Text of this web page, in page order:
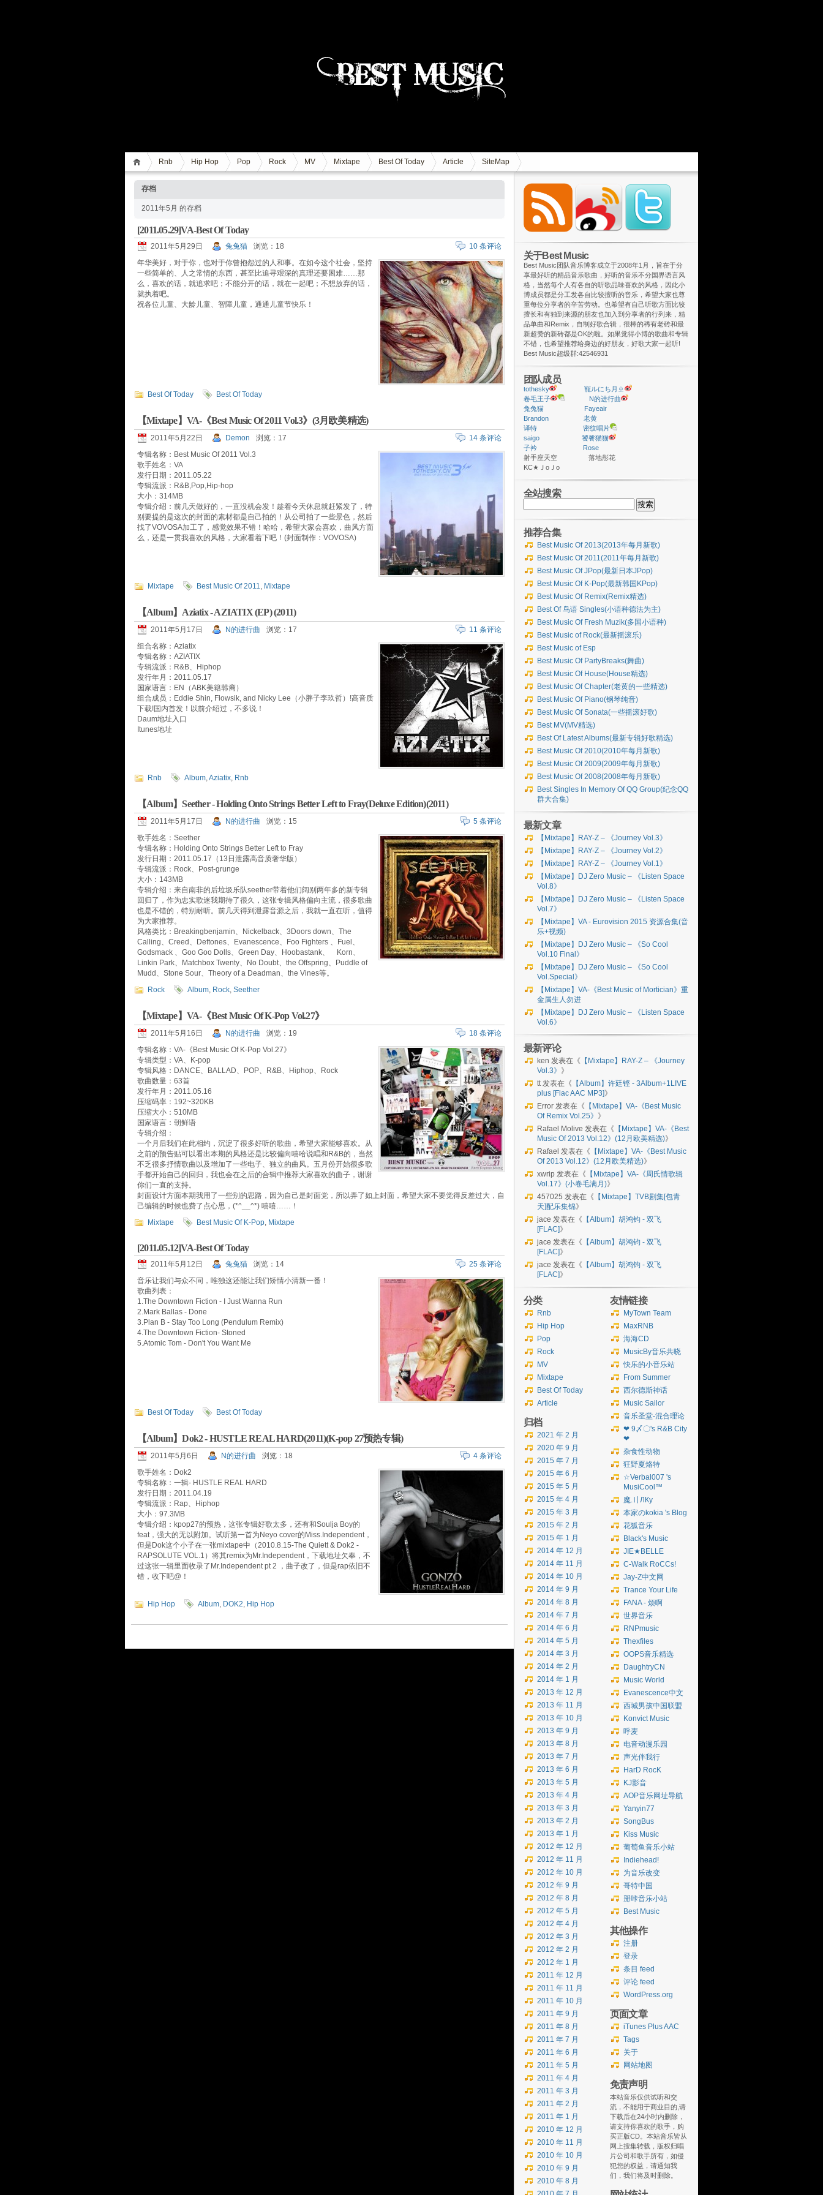
Rnb Hip Hop Pop Rock MV Mixtape Best Of Today Article SiteMap
存档
2011年5月 的存档
[2011.05.29]VA-Best Of Today
2011年5月29日 兔兔猫 浏览：18
10 条评论
年华美好，对于你，也对于你曾抱怨过的人和事。在如今这个社会，坚持
一些简单的、人之常情的东西，甚至比追寻艰深的真理还要困难……那
么，喜欢的话，就追求吧；不能分开的话，就在一起吧；不想放弃的话，
就执着吧。
祝各位儿童、大龄儿童、智障儿童，通通儿童节快乐！
Best Of Today Best Of Today
【Mixtape】VA-《Best Music Of 2011 Vol.3》(3月欧美精选)
2011年5月22日 Demon 浏览：17
14 条评论
专辑名称：Best Music Of 2011 Vol.3
歌手姓名：VA
发行日期：2011.05.22
专辑流派：R&B,Pop,Hip-hop
大小：314MB
专辑介绍：前几天做好的，一直没机会发！趁着今天休息就赶紧发了，特
别要提的是这次的封面的素材都是自己拍的！从公司拍了一些景色，然后
找了VOVOSA加工了，感觉效果不错！哈哈，希望大家会喜欢，曲风方面
么，还是一贯我喜欢的风格，大家看着下吧！(封面制作：VOVOSA)
Mixtape Best Music Of 2011, Mixtape
【Album】Aziatix - AZIATIX (EP) (2011)
2011年5月17日 N的进行曲 浏览：17
11 条评论
组合名称：Aziatix
专辑名称：AZIATIX
专辑流派：R&B、Hiphop
发行年月：2011.05.17
国家语言：EN（ABK美籍韩裔）
组合成员：Eddie Shin, Flowsik, and Nicky Lee（小胖子李玖哲）!高音质
下载!国内首发！以前介绍过，不多说！
Daum地址入口
Itunes地址
Rnb Album,Aziatix, Rnb
【Album】Seether - Holding Onto Strings Better Left to Fray(Deluxe Edition)(2011)
2011年5月17日 N的进行曲 浏览：15
5 条评论
歌手姓名：Seether
专辑名称：Holding Onto Strings Better Left to Fray
发行日期：2011.05.17（13日泄露高音质奢华版）
专辑流派：Rock、Post-grunge
大小：143MB
专辑介绍：来自南非的后垃圾乐队seether带着他们阔别两年多的新专辑
回归了，作为忠实歌迷我期待了很久，这张专辑风格偏向主流，很多歌曲
也是不错的，特别耐听。前几天得到泄露音源之后，我就一直在听，值得
为大家推荐。
风格类比：Breakingbenjamin、Nickelback、3Doors down、The
Calling、Creed、Deftones、Evanescence、Foo Fighters 、Fuel、
Godsmack 、Goo Goo Dolls、Green Day、Hoobastank、 Korn、
Linkin Park、Matchbox Twenty、No Doubt、the Offspring、Puddle of
Mudd、Stone Sour、Theory of a Deadman、the Vines等。
Rock
Album, Rock, Seether
【Mixtape】VA-《Best Music Of K-Pop Vol.27》
2011年5月16日 N的进行曲 浏览：19
18 条评论
专辑名称：VA-《Best Music Of K-Pop Vol.27》
专辑类型：VA、K-pop
专辑风格：DANCE、BALLAD、POP、R&B、Hiphop、Rock
歌曲数量：63首
发行年月：2011.05.16
压缩码率：192~320KB
压缩大小：510MB
国家语言：朝鲜语
专辑介绍：
一个月后我们在此相约，沉淀了很多好听的歌曲，希望大家能够喜欢。从
之前的预告贴可以看出本期的风格还是比较偏向嘻哈说唱和R&B的，当然
不乏很多抒情歌曲以及增加了一些电子、独立的曲风。五月份开始很多歌
手都开始自己的回归，我也会在之后的合辑中推荐大家喜欢的曲子，谢谢
你们一直的支持。
封面设计方面本期我用了一些别的思路，因为自己是封面党，所以弄了如上封面，希望大家不要觉得反差过大，自
己编辑的时候也费了点心思，(*^__^*) 嘻嘻……！
Mixtape
Best Music Of K-Pop, Mixtape
[2011.05.12]VA-Best Of Today
2011年5月12日 兔兔猫 浏览：14
25 条评论
音乐让我们与众不同，唯独这还能让我们矫情小清新一番！
歌曲列表：
1.The Downtown Fiction - I Just Wanna Run
2.Mark Ballas - Done
3.Plan B - Stay Too Long (Pendulum Remix)
4.The Downtown Fiction- Stoned
5.Atomic Tom - Don't You Want Me
Best Of Today Best Of Today
【Album】Dok2 - HUSTLE REAL HARD(2011)(K-pop 27预热专辑)
2011年5月6日 N的进行曲 浏览：18
4 条评论
歌手姓名：Dok2
专辑名称：一辑- HUSTLE REAL HARD
发行日期：2011.04.19
专辑流派：Rap、Hiphop
大小：97.3MB
专辑介绍：kpop27的预热，这张专辑好歌太多，还有和Soulja Boy的
feat，强大的无以附加。试听第一首为Neyo cover的Miss.Independent，
但是Dok这个小子在一张mixtape中（2010.8.15-The Quiett & Dok2 -
RAPSOLUTE VOL.1）将其remix为Mr.Independent，下载地址欠奉，不
过这张一辑里面收录了Mr.Independent pt 2 ，曲子改了，但是rap依旧不
错，收下吧@！
Hip Hop Album, DOK2, Hip Hop
关于Best Music
Best Music团队音乐博客成立于2008年1月，旨在于分
享最好听的精品音乐歌曲，好听的音乐不分国界语言风
格，当然每个人有各自的听歌品味喜欢的风格，因此小
博成员都是分工发各自比较擅听的音乐，希望大家也尊
重每位分享者的辛苦劳动。也希望有自己听歌方面比较
擅长和有独到来源的朋友也加入到分享者的行列来，精
品单曲和Remix，自制好歌合辑，很棒的稀有老砖和最
新超赞的新砖都是OK的啦。如果觉得小博的歌曲和专辑
不错，也希望推荐给身边的好朋友，好歌大家一起听!
Best Music超级群:42546931
团队成员
tothesky
寵ルにち月ㄓ
卷毛王子
N的进行曲
兔兔猫
Fayeair
Brandon
老黄
译特
密纹唱片
saigo
饕餮猫猫
子衿
Rose
射手座天空 落地彤花
ΚС★ＪoＪo
全站搜索
索：
推荐合集
Best Music Of 2013(2013年每月新歌)
Best Music Of 2011(2011年每月新歌)
Best Music Of JPop(最新日本JPop)
Best Music Of K-Pop(最新韩国KPop)
Best Music Of Remix(Remix精选)
Best Of 鸟语 Singles(小语种德法为主)
Best Music Of Fresh Muzik(多国小语种)
Best Music of Rock(最新摇滚乐)
Best Music of Esp
Best Music Of PartyBreaks(舞曲)
Best Music Of House(House精选)
Best Music Of Chapter(老黄的一些精选)
Best Music Of Piano(钢琴纯音)
Best Music Of Sonata(一些摇滚好歌)
Best MV(MV精选)
Best Of Latest Albums(最新专辑好歌精选)
Best Music Of 2010(2010年每月新歌)
Best Music Of 2009(2009年每月新歌)
Best Music Of 2008(2008年每月新歌)
Best Singles In Memory Of QQ Group(纪念QQ
群大合集)
最新文章
【Mixtape】RAY-Z – 《Journey Vol.3》
【Mixtape】RAY-Z – 《Journey Vol.2》
【Mixtape】RAY-Z – 《Journey Vol.1》
【Mixtape】DJ Zero Music – 《Listen Space
Vol.8》
【Mixtape】DJ Zero Music – 《Listen Space
Vol.7》
【Mixtape】VA - Eurovision 2015 资源合集(音
乐+视频)
【Mixtape】DJ Zero Music – 《So Cool
Vol.10 Final》
【Mixtape】DJ Zero Music – 《So Cool
Vol.Special》
【Mixtape】VA-《Best Music of Mortician》重
金属生人勿进
【Mixtape】DJ Zero Music – 《Listen Space
Vol.6》
最新评论
ken 发表在《 【Mixtape】RAY-Z – 《Journey
Vol.3》 》
tt发表在《 【Album】许廷铿 - 3Album+1LIVE
plus [Flac AAC MP3]》
Error 发表在《 【Mixtape】VA-《Best Music
Of Remix Vol.25》 》
Rafael Molive 发表在《 【Mixtape】VA-《Best
Music Of 2013 Vol.12》(12月欧美精选)》
Rafael 发表在《 【Mixtape】VA-《Best Music
Of 2013 Vol.12》(12月欧美精选)》
xwrip 发表在《 【Mixtape】VA-《周氏情歌辑
Vol.17》(小卷毛满月)》
457025 发表在《 【Mixtape】TVB剧集[包青
天]配乐集锦》
jace 发表在《 【Album】胡鸿钧 - 双飞
[FLAC]》
jace 发表在《 【Album】胡鸿钧 - 双飞
[FLAC]》
jace 发表在《 【Album】胡鸿钧 - 双飞
[FLAC]》
友情链接
MyTown Team
MaxRNB
海海CD
MusicBy音乐共晓
快乐的小音乐站
From Summer
西尔德斯神话
Music Sailor
音乐圣堂-混合理论
❤ 9〆〇's R&B City
❤
杂食性动物
狂野夏烙特
☆Verbal007 's
MusiCool™
魔.〢ЛКу
本家のkokia 's Blog
花狐音乐
Black's Music
JIE★BELLE
C-Walk RoCCs!
Jay-Z中文网
Trance Your Life
FANA - 烦啊
世界音乐
RNPmusic
Thexfiles
OOPS音乐精选
DaughtryCN
Music World
Evanescence中文
西城男孩中国联盟
Konvict Music
呼麦
电音动漫乐园
声光伴我行
HarD RocK
KJ影音
AOP音乐网址导航
Yanyin77
SongBus
Kiss Music
葡萄鱼音乐小站
Indiehead!
为音乐改变
哥特中国
掰咔音乐小站
Best Music
其他操作
注册
登录
条目 feed
评论 feed
WordPress.org
页面文章
iTunes Plus AAC
Tags
关于
网站地图
免责声明
本站音乐仅供试听和交
流，不能用于商业目的,请
下载后在24小时内删除，
请支持你喜欢的歌手，购
买正版CD。本站音乐皆从
网上搜集转载，版权归唱
片公司和歌手所有，如侵
犯您的权益，请通知我
们，我们将及时删除。
分类
Rnb
Hip Hop
Pop
Rock
MV
Mixtape
Best Of Today
Article
归档
2021 年 2 月
2020 年 9 月
2015 年 7 月
2015 年 6 月
2015 年 5 月
2015 年 4 月
2015 年 3 月
2015 年 2 月
2015 年 1 月
2014 年 12 月
2014 年 11 月
2014 年 10 月
2014 年 9 月
2014 年 8 月
2014 年 7 月
2014 年 6 月
2014 年 5 月
2014 年 3 月
2014 年 2 月
2014 年 1 月
2013 年 12 月
2013 年 11 月
2013 年 10 月
2013 年 9 月
2013 年 8 月
2013 年 7 月
2013 年 6 月
2013 年 5 月
2013 年 4 月
2013 年 3 月
2013 年 2 月
2013 年 1 月
2012 年 12 月
2012 年 11 月
2012 年 10 月
2012 年 9 月
2012 年 8 月
2012 年 5 月
2012 年 4 月
2012 年 3 月
2012 年 2 月
2012 年 1 月
2011 年 12 月
2011 年 11 月
2011 年 10 月
2011 年 9 月
2011 年 8 月
2011 年 7 月
2011 年 6 月
2011 年 5 月
2011 年 4 月
2011 年 3 月
2011 年 2 月
2011 年 1 月
2010 年 12 月
2010 年 11 月
2010 年 10 月
2010 年 9 月
2010 年 8 月